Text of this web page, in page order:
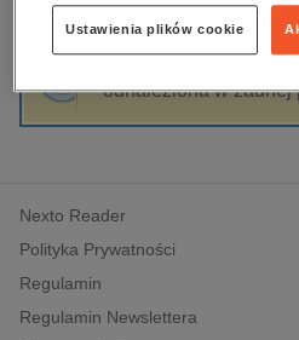
edukacja
hobby, sport, rozrywka
komputery, internet,
polityka, społeczno-
psychologiczne
inne
popularno-naukowe
odnaleziona w żadnej
Nexto Reader
Polityka Prywatności
Regulamin
Regulamin Newslettera
Ustawienia plików cookie